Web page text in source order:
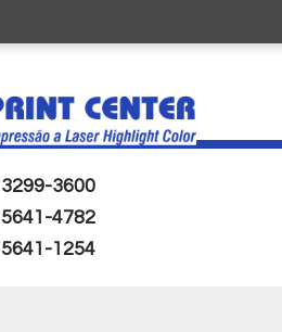
3299-3600
5641-4782
5641-1254